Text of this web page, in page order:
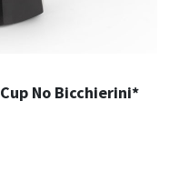
No Bicchierini*